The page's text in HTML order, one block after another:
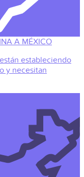
A MÉXICO
estableciendo
y necesitan